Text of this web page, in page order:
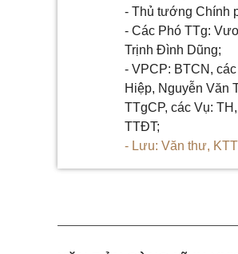
- Thủ tướng Chính
- Các Phó TTg:
Trịnh Đình Dũng;
- VPCP: BTCN,
Hiệp, Nguyễn Văn
TTgCP, các Vụ:
TTĐT;
- Lưu: Văn thư,